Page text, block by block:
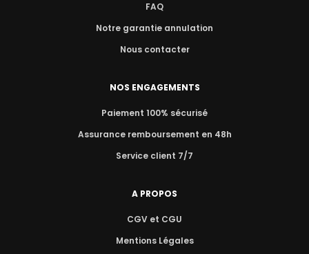
FAQ
Notre garantie annulation
Nous contacter
NOS ENGAGEMENTS
Paiement 100% sécurisé
Assurance remboursement en 48h
Service client 7/7
A PROPOS
CGV et CGU
Mentions Légales